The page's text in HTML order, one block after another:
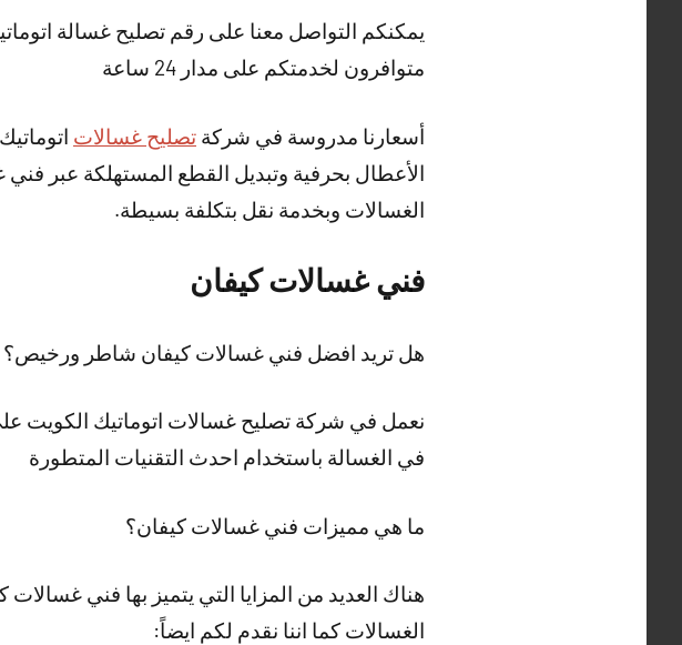
يمكنكم التواصل معنا على رقم تصليح غسالة
متوافرون لخدمتكم على مدار 24 ساعة
أسعارنا مدروسة في شركة تصليح غسالات
الأعطال بحرفية وتبديل القطع المستهلكة عبر
الغسالات وبخدمة نقل بتكلفة بسيطة.
فني غسالات كيفان
هل تريد افضل فني غسالات كيفان شاطر ورخيص؟
نعمل في شركة تصليح غسالات اتوماتيك الكويت
في الغسالة باستخدام احدث التقنيات المتطورة
ما هي مميزات فني غسالات كيفان؟
هناك العديد من المزايا التي يتميز بها فني
الغسالات كما اننا نقدم لكم ايضاً: